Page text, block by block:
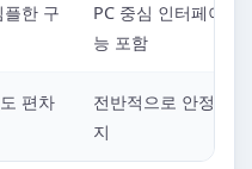
한 구
PC 중심 인터페이스,
능 포함
편차
전반적으로 안정적
지